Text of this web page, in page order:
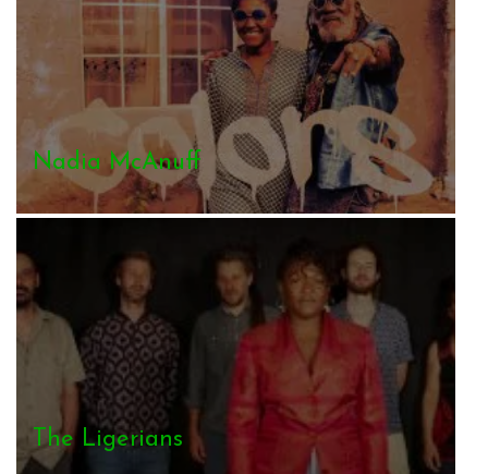
Nadia McAnuff
The Ligerians